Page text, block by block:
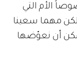
الأم التي
مهما سعينا
أن نعوّضها